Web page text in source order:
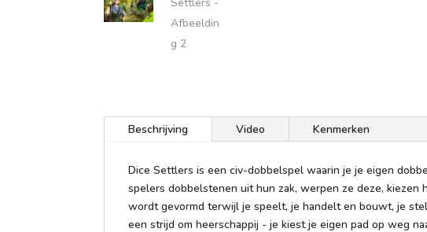
Beschrijving Video Kenmerken
Dice Settlers is een civ-dobbelspel waarin je je eigen
spelers dobbelstenen uit hun zak, werpen ze deze,
wordt gevormd terwijl je speelt, je handelt en bouwt, je
een strijd om heerschappij - je kiest je eigen pad op weg